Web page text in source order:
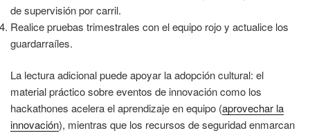
de supervisión por carril.
Realice pruebas trimestrales con el equipo rojo y actualice los
guardarraíles.
La lectura adicional puede apoyar la adopción cultural: el
material práctico sobre eventos de innovación como los
hackathones acelera el aprendizaje en equipo (aprovechar la
innovación), mientras que los recursos de seguridad enmarcan